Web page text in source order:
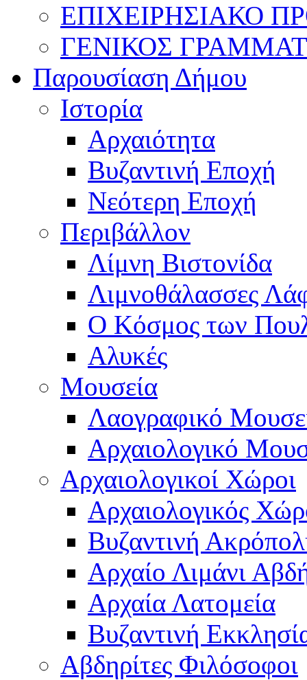
ΕΠΙΧΕΙΡΗΣΙΑΚΟ
ΓΕΝΙΚΟΣ
Παρουσίαση Δήμου
Ιστορία
Αρχαιότητα
Βυζαντινή Εποχή
Νεότερη Εποχή
Περιβάλλον
Λίμνη Βιστονίδα
Λιμνοθάλασσες
Ο Κόσμος των
Αλυκές
Μουσεία
Λαογραφικό
Αρχαιολογικό
Αρχαιολογικοί Χώροι
Αρχαιολογικός
Βυζαντινή
Αρχαίο Λιμάνι
Αρχαία Λατομεία
Βυζαντινή
Αβδηρίτες Φιλόσοφοι